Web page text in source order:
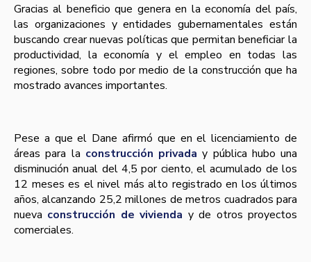
Gracias al beneficio que genera en la economí­a del paí­s,
las organizaciones y entidades gubernamentales están
buscando crear nuevas polí­ticas que permitan beneficiar la
productividad, la economí­a y el empleo en todas las
regiones, sobre todo por medio de la construcción que ha
mostrado avances importantes.
Pese a que el Dane afirmó que en el licenciamiento de
áreas para la construcción privada y pública hubo una
disminución anual del 4,5 por ciento, el acumulado de los
12 meses es el nivel más alto registrado en los últimos
años, alcanzando 25,2 millones de metros cuadrados para
nueva construcción de vivienda y de otros proyectos
comerciales.